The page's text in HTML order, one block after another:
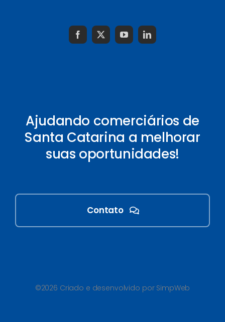
Ajudando comerciários de
Santa Catarina a melhorar
suas oportunidades!
Contato
©2026 Criado e desenvolvido por SimpWeb